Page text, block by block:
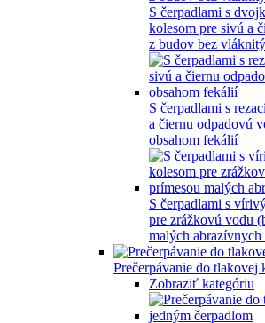
S čerpadlami s
kolesom pre sivú a
z budov bez
S čerpadlami s
a čiernu odpadovú
obsahom fekálií
S čerpadlami s
pre zrážkovú vodu
malých abrazívnych
Prečerpávanie do tlakovej
Zobraziť kategóriu